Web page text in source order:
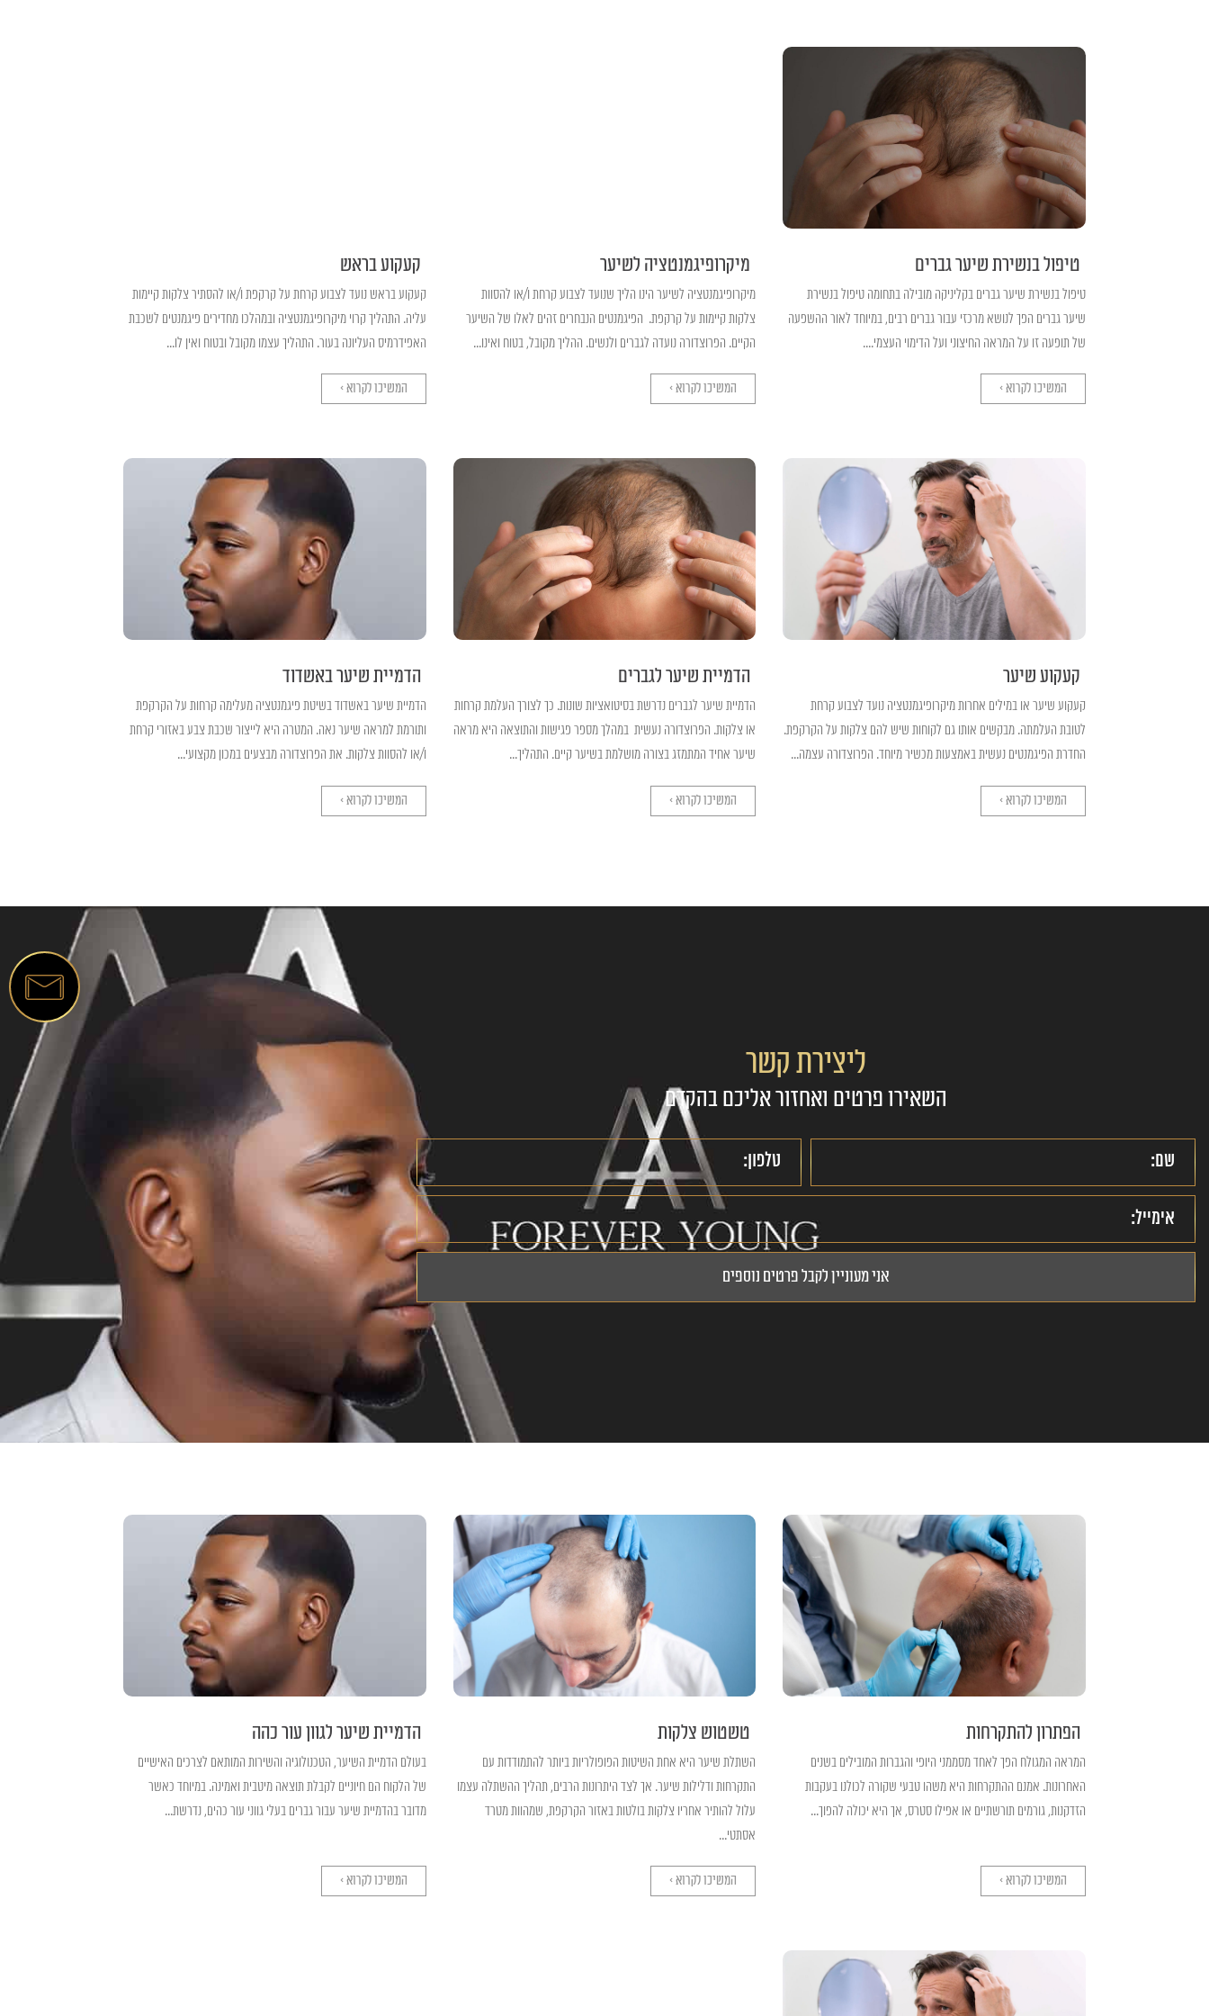
טיפול בנשירת שיער גברים
טיפול בנשירת שיער גברים בקליניקה מובילה בתחומה טיפול בנשירת
שיער גברים הפך לנושא מרכזי עבור גברים רבים, במיוחד לאור ההשפעה
של תופעה זו על המראה החיצוני ועל הדימוי העצמי....
המשיכו לקרוא >
מיקרופיגמנטציה לשיער
מיקרופיגמנטציה לשיער הינו הליך שנועד לצבוע קרחת ו/או להסוות
צלקות קיימות על קרקפת. הפיגמנטים הנבחרים זהים לאלו של השיער
הקיים. הפרוצדורה נועדה לגברים ולנשים. ההליך מקובל, בטוח ואינו...
המשיכו לקרוא >
קעקוע בראש
קעקוע בראש נועד לצבוע קרחת על קרקפת ו/או להסתיר צלקות קיימות
עליה. התהליך קרוי מיקרופיגמנטציה ובמהלכו מחדירים פיגמנטים לשכבת
האפידרמיס העליונה בעור. התהליך עצמו מקובל ובטוח ואין לו...
המשיכו לקרוא >
קעקוע שיער
קעקוע שיער או במילים אחרות מיקרופיגמנטציה נועד לצבוע קרחת
לטובת העלמתה. מבקשים אותו גם לקוחות שיש להם צלקות על הקרקפת.
החדרת הפיגמנטים נעשית באמצעות מכשיר מיוחד. הפרוצדורה עצמה...
המשיכו לקרוא >
הדמיית שיער לגברים
הדמיית שיער לגברים נדרשת בסיטואציות שונות. כך לצורך העלמת קרחות
או צלקות. הפרוצדורה נעשית במהלך מספר פגישות והתוצאה היא מראה
שיער אחיד המתמזג בצורה מושלמת בשיער קיים. התהליך...
המשיכו לקרוא >
הדמיית שיער באשדוד
הדמיית שיער באשדוד בשיטת פיגמנטציה מעלימה קרחות על הקרקפת
ותורמת למראה שיער נאה. המטרה היא לייצור שכבת צבע באזורי קרחת
ו/או להסוות צלקות. את הפרוצדורה מבצעים במכון מקצועי...
המשיכו לקרוא >
ליצירת קשר
השאירו פרטים ואחזור אליכם בהקדם
הפתרון להתקרחות
המראה המגולח הפך לאחד מסממני היופי והגברות המובילים בשנים
האחרונות. אמנם ההתקרחות היא משהו טבעי שקורה לכולנו בעקבות
הזדקנות, גורמים תורשתיים או אפילו סטרס, אך היא יכולה להפוך...
המשיכו לקרוא >
טשטוש צלקות
השתלת שיער היא אחת השיטות הפופולריות ביותר להתמודדות עם
התקרחות ודלילות שיער. אך לצד היתרונות הרבים, תהליך ההשתלה עצמו
עלול להותיר אחריו צלקות בולטות באזור הקרקפת, שמהוות מטרד
אסתטי...
המשיכו לקרוא >
הדמיית שיער לגוון עור כהה
בעולם הדמיית השיער, הטכנולוגיה והשירות המותאם לצרכים האישיים
של הלקוח הם חיוניים לקבלת תוצאה מיטבית ואמינה. במיוחד כאשר
מדובר בהדמיית שיער עבור גברים בעלי גווני עור כהים, נדרשת...
המשיכו לקרוא >